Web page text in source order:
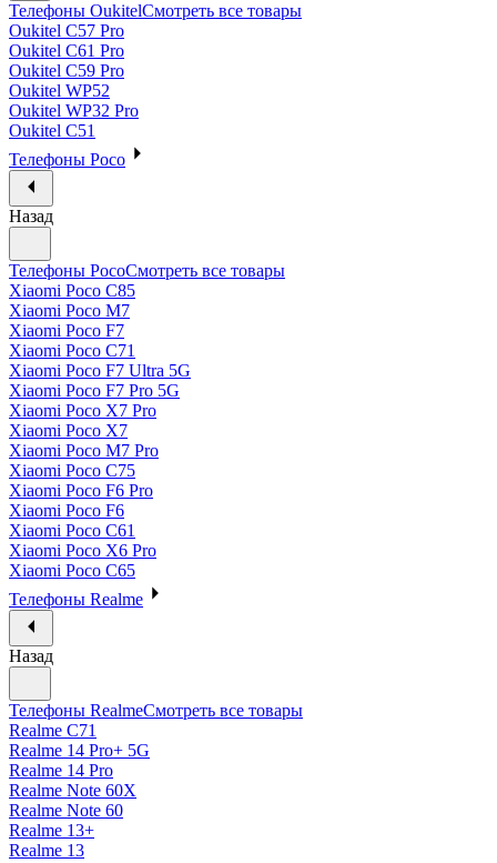
Телефоны OukitelСмотреть все товары
Oukitel C57 Pro
Oukitel C61 Pro
Oukitel C59 Pro
Oukitel WP52
Oukitel WP32 Pro
Oukitel C51
Телефоны Poco
Назад
Телефоны PocoСмотреть все товары
Xiaomi Poco C85
Xiaomi Poco M7
Xiaomi Poco F7
Xiaomi Poco C71
Xiaomi Poco F7 Ultra 5G
Xiaomi Poco F7 Pro 5G
Xiaomi Poco X7 Pro
Xiaomi Poco X7
Xiaomi Poco M7 Pro
Xiaomi Poco C75
Xiaomi Poco F6 Pro
Xiaomi Poco F6
Xiaomi Poco C61
Xiaomi Poco X6 Pro
Xiaomi Poco C65
Телефоны Realme
Назад
Телефоны RealmeСмотреть все товары
Realme C71
Realme 14 Pro+ 5G
Realme 14 Pro
Realme Note 60X
Realme Note 60
Realme 13+
Realme 13